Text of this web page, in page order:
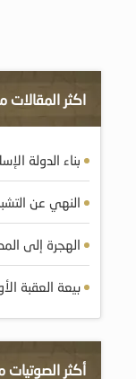
اكثر
بناء الدولة
النهي عن
الهجرة إلى
بيعة العقبة
أكثر